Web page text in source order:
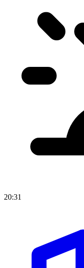
20:31